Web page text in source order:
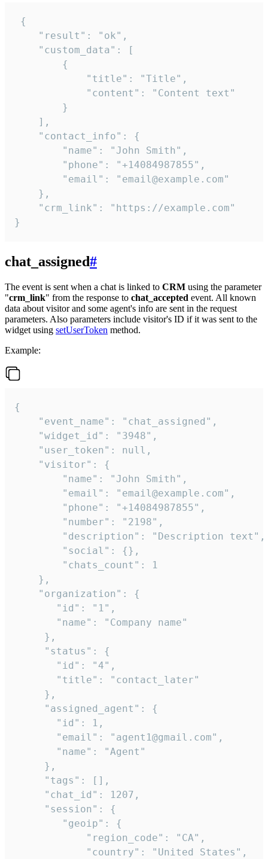
{
    "result": "ok",
    "custom_data": [
        {
            "title": "Title",
            "content": "Content text"
        }
    ],
    "contact_info": {
        "name": "John Smith",
        "phone": "+14084987855",
        "email": "email@example.com"
    },
    "crm_link": "https://example.com"
}
chat_assigned#
The event is sent when a chat is linked to CRM using the parameter
"crm_link" from the response to chat_accepted event. All known
data about visitor and some agent's info are sent in the request
parameters. Also parameters include visitor's ID if it was sent to the
widget using setUserToken method.
Example:
{
    "event_name": "chat_assigned",
    "widget_id": "3948",
    "user_token": null,
    "visitor": {
        "name": "John Smith",
        "email": "email@example.com",
        "phone": "+14084987855",
        "number": "2198",
        "description": "Description text",
        "social": {},
        "chats_count": 1
    },
    "organization": {
       "id": "1",
       "name": "Company name"
     },
     "status": {
       "id": "4",
       "title": "contact_later"
     },
     "assigned_agent": {
       "id": 1,
       "email": "agent1@gmail.com",
       "name": "Agent"
     },
     "tags": [],
     "chat_id": 1207,
     "session": {
        "geoip": {
            "region_code": "CA",
            "country": "United States",